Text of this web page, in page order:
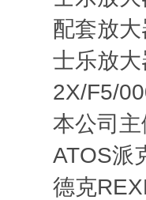
配套放
士乐放
2X/F5/
本公司
ATOS派
德克